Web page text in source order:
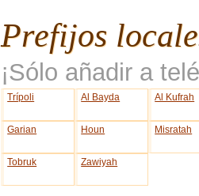
Prefijos
¡Sólo añadir a
Trípoli Al Bayda Al Kufrah
Garian Houn Misratah
Tobruk Zawiyah